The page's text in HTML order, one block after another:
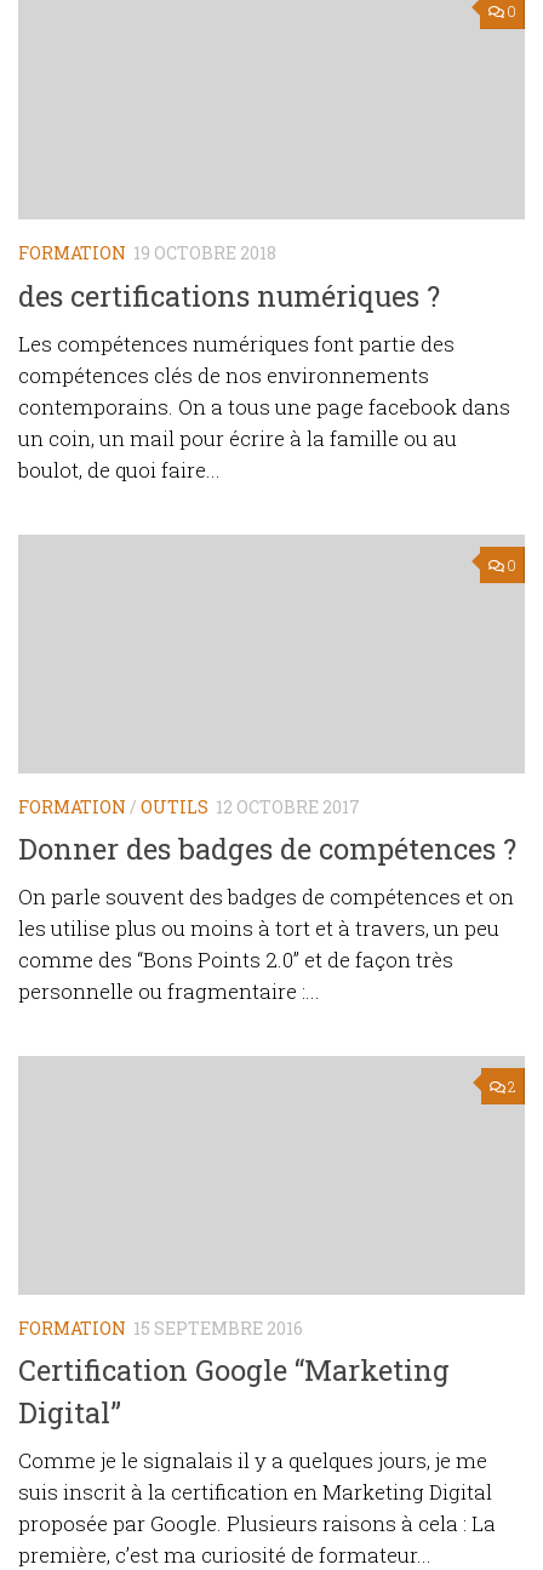
0
FORMATION 19 OCTOBRE 2018
des certifications numériques ?
Les compétences numériques font partie des
compétences clés de nos environnements
contemporains. On a tous une page facebook dans
un coin, un mail pour écrire à la famille ou au
boulot, de quoi faire...
0
FORMATION / OUTILS 12 OCTOBRE 2017
Donner des badges de compétences ?
On parle souvent des badges de compétences et on
les utilise plus ou moins à tort et à travers, un peu
comme des “Bons Points 2.0” et de façon très
personnelle ou fragmentaire :...
2
FORMATION 15 SEPTEMBRE 2016
Certification Google “Marketing
Digital”
Comme je le signalais il y a quelques jours, je me
suis inscrit à la certification en Marketing Digital
proposée par Google. Plusieurs raisons à cela : La
première, c’est ma curiosité de formateur...